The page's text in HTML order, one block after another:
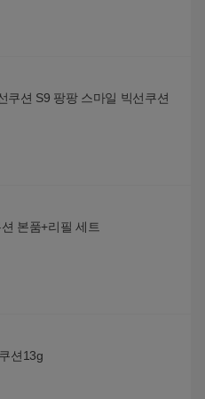
쿠션 S9 팡팡 스마일 빅선쿠션
본품+리필 세트
션13g